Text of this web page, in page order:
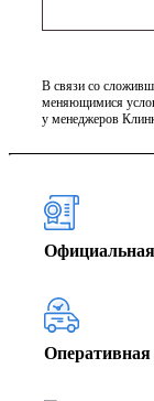
В связи со
меняющимися
у менеджеров
Официальная
Оперативная